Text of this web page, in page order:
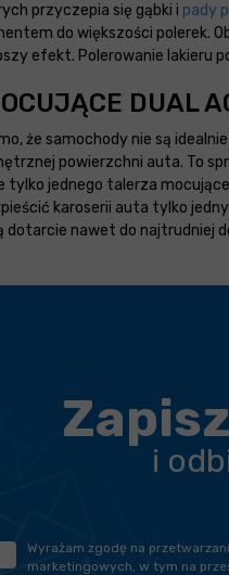
przyczepia się gąbki i pady
do większości polerek.
efekt. Polerowanie lakieru
DUAL
że samochody nie są
powierzchni auta. To
tylko jednego talerza
karoserii auta tylko
dotarcie nawet do najtrudniej
i
Wyrażam zgodę na
marketingowych, w tym na